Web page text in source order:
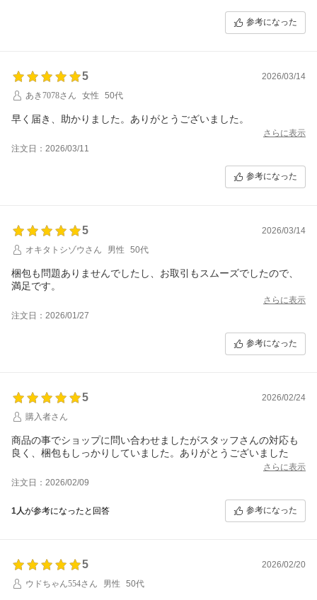
参考になった
5
2026/03/14
あき7078さん
女性 50代
早く届き、助かりました。ありがとうございました。
さらに表示
注文日：2026/03/11
参考になった
5
2026/03/14
オキタトシゾウさん
男性 50代
梱包も問題ありませんでしたし、お取引もスムーズでしたので、
満足です。
さらに表示
注文日：2026/01/27
参考になった
5
2026/02/24
購入者さん
商品の事でショップに問い合わせましたがスタッフさんの対応も
良く、梱包もしっかりしていました。ありがとうございました
さらに表示
注文日：2026/02/09
1人が参考になったと回答 参考になった
5
2026/02/20
ウドちゃん554さん
男性 50代